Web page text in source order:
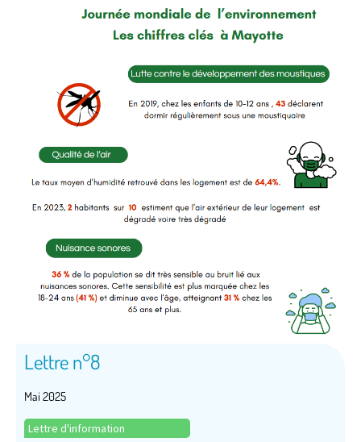
Lettre n°8
Mai 2025
Lettre d'information